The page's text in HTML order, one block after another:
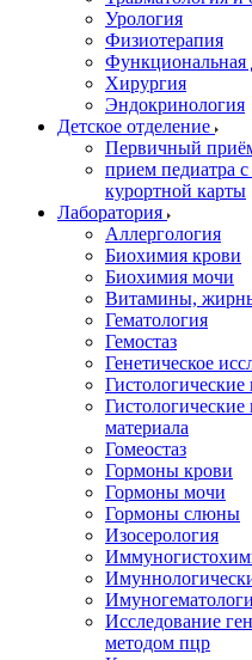
Урология
Физиотерапия
Функциональная
Хирургия
Эндокринология
Детское отделение
Первичный
прием педиатра
курортной карты
Лаборатория
Аллергология
Биохимия крови
Биохимия мочи
Витамины,
Гематология
Гемостаз
Генетическое
Гистологические
материала
Гомеостаз
Гормоны крови
Гормоны мочи
Гормоны слюны
Изосерология
Исследование
методом пцр